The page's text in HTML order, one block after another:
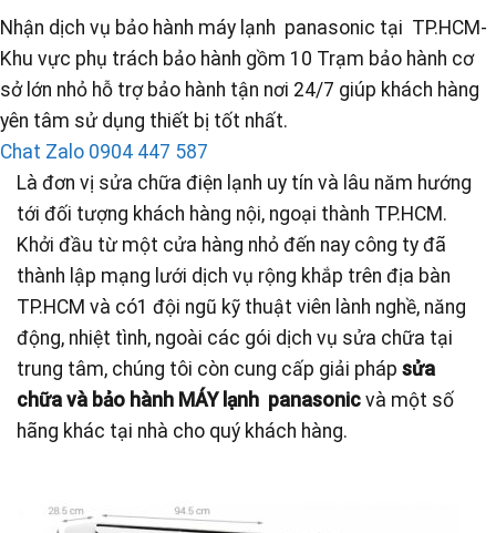
Nhận dịch vụ bảo hành máy lạnh panasonic tại TP.HCM-
Khu vực phụ trách bảo hành gồm 10 Trạm bảo hành cơ
sở lớn nhỏ hỗ trợ bảo hành tận nơi 24/7 giúp khách hàng
yên tâm sử dụng thiết bị tốt nhất.
Chat Zalo 0904 447 587
Là đơn vị sửa chữa điện lạnh uy tín và lâu năm hướng
tới đối tượng khách hàng nội, ngoại thành TP.HCM.
Khởi đầu từ một cửa hàng nhỏ đến nay công ty đã
thành lập mạng lưới dịch vụ rộng khắp trên địa bàn
TP.HCM và có1 đội ngũ kỹ thuật viên lành nghề, năng
động, nhiệt tình, ngoài các gói dịch vụ sửa chữa tại
trung tâm, chúng tôi còn cung cấp giải pháp sửa
chữa và bảo hành MÁY lạnh panasonic và một số
hãng khác tại nhà cho quý khách hàng.